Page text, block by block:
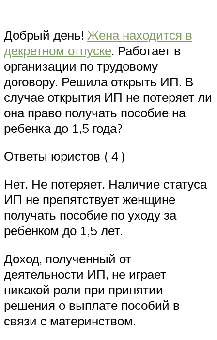
Добрый день! Жена находится в
декретном отпуске. Работает в
организации по трудовому
договору. Решила открыть ИП. В
случае открытия ИП не потеряет ли
она право получать пособие на
ребенка до 1,5 года?
Ответы юристов ( 4 )
Нет. Не потеряет. Наличие статуса
ИП не препятствует женщине
получать пособие по уходу за
ребенком до 1,5 лет.
Доход, полученный от
деятельности ИП, не играет
никакой роли при принятии
решения о выплате пособий в
связи с материнством.